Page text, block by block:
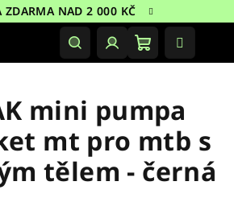
ZDARMA NAD 2 000 KČ
HledatPřihlášeníNákupní
mini pumpa
mt pro mtb s
tělem - černá